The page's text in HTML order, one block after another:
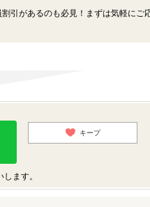
引があるのも必見！まずは気軽にご
キープ
ます。